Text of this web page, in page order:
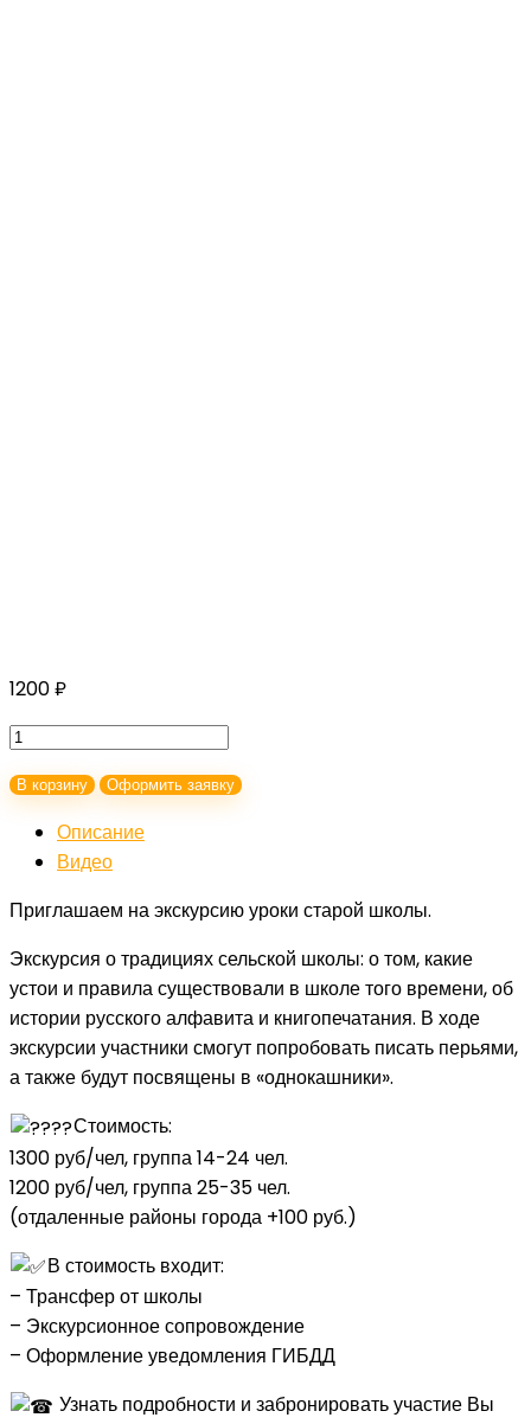
1200₽
Количество
Уроки
старой
школы
В корзину Оформить заявку
Описание
Видео
Приглашаем на экскурсию уроки старой школы.
Экскурсия о традициях сельской школы: о том, какие
устои и правила существовали в школе того времени, об
истории русского алфавита и книгопечатания. В ходе
экскурсии участники смогут попробовать писать перьями,
а также будут посвящены в «однокашники».
Стоимость:
1300 руб/чел, группа 14-24 чел.
1200 руб/чел, группа 25-35 чел.
(отдаленные районы города +100 руб.)
В стоимость входит:
– Трансфер от школы
– Экскурсионное сопровождение
– Оформление уведомления ГИБДД
Узнать подробности и забронировать участие Вы